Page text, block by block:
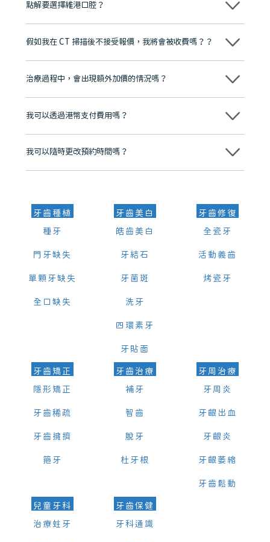
點解要選擇維港口腔？
維港口腔踐行「醫道濟世」的大學校訓，各分院匯聚來自香港、內地的
牌」、「2025香港企業領袖品牌」，是諾貝爾種植系統全球放心植牙中
至今已服務超過三十個國家和地區的顧客，受到粵港澳大灣區及周邊城
市市民極高的口碑評價及信任推薦 珠海、深圳設有八大分院，香港亦設
有咨詢及服務保障中心，有任何問題都可以隨時預約免費咨詢，讓人十
假如我在 CT 掃描後不接受報價，我將會被收費嗎？？
不會！只要未開始實際服務之前，你不會被收取任何費用。
治療過程中，會出現額外加價的情況嗎？
不會，治療前我們會詳細說明治療方案及對應的價錢，顧客同意並簽字
我可以透過港幣支付費用嗎？
可以。維港口腔會按照當日匯率轉算收取費用，而匯率會及時告知客人
我可以隨時更改預約時間嗎？
可以，請盡早通過wechat或whatsapp聯絡我們，告知我們你原本預約
牙齒種植
種牙
門牙缺失
單顆牙缺失
全口缺失
牙齒美白
皓齒美白
牙結石
牙菌斑
洗牙
四環素牙
牙貼面
牙齒修復
全瓷牙
活動義齒
烤瓷牙
牙齒矯正
隱形矯正
牙齒稀疏
牙齒擁擠
箍牙
牙齒治療
補牙
智齒
脫牙
杜牙根
牙周治療
牙周炎
牙齦出血
牙齦炎
牙齦萎縮
牙齒鬆動
兒童牙科
治療蛀牙
牙齒保健
牙科通識